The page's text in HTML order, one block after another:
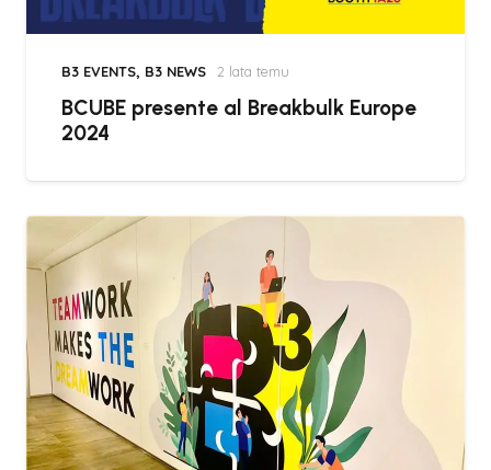
B3 EVENTS, B3 NEWS 2 lata temu
BCUBE presente al Breakbulk Europe
2024